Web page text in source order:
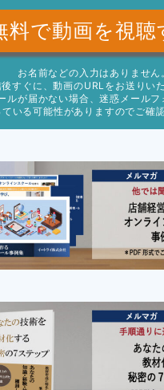
料で動画を視聴
お名前などの入力はありません
すぐに、動画のURLをお送りい
ルが届かない場合、迷惑メールフ
ている可能性がありますのでご確